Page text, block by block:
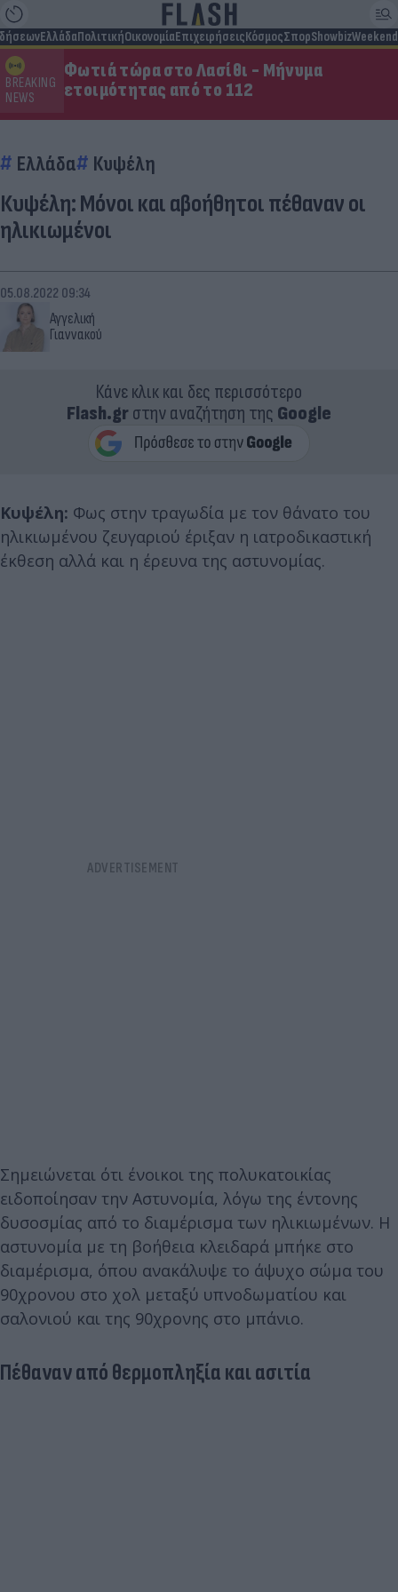
ΕλλάδαΠολιτικήΟικονομίαΕπιχειρήσειςΚόσμοςΣπορShowbizWeekend
BREAKING
NEWS
Φωτιά τώρα στο Λασίθι - Μήνυμα
ετοιμότητας από το 112
Ελλάδα Κυψέλη
Κυψέλη: Μόνοι και αβοήθητοι πέθαναν οι
ηλικιωμένοι
Αγγελική
Γιαννακού
05.08.2022 09:34
Κάνε κλικ και δες περισσότερο
Flash.grστην αναζήτηση της Google
Κυψέλη: Φως στην τραγωδία με τον θάνατο του
ηλικιωμένου ζευγαριού έριξαν η ιατροδικαστική
έκθεση αλλά και η έρευνα της αστυνομίας.
Σημειώνεται ότι ένοικοι της πολυκατοικίας
ειδοποίησαν την Αστυνομία, λόγω της έντονης
δυσοσμίας από το διαμέρισμα των ηλικιωμένων. Η
αστυνομία με τη βοήθεια κλειδαρά μπήκε στο
διαμέρισμα, όπου ανακάλυψε το άψυχο σώμα του
90χρονου στο χολ μεταξύ υπνοδωματίου και
σαλονιού και της 90χρονης στο μπάνιο.
Πέθαναν από θερμοπληξία και ασιτία